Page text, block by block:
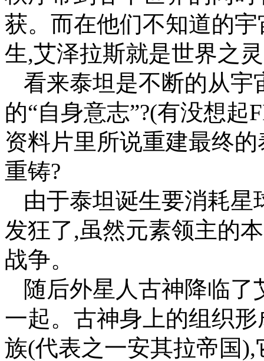
获。而在他们不知道的
生,艾泽拉斯就是世界之
看来泰坦是不断的从宇
的“自身意志”?(有没想
资料片里所说重建最终
重铸?
由于泰坦诞生要消耗
发狂了,虽然元素领主的
战争。
随后外星人古神降临
一起。古神身上的组织
族(代表之一安其拉帝国